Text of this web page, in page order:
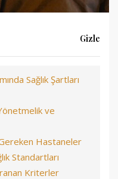
Gizle
Sağlık Şartları
ve
Gereken Hastaneler
Standartları
Kriterler